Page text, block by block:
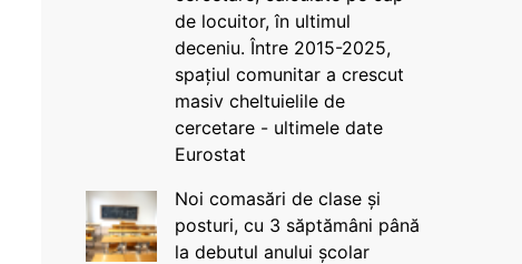
de locuitor, în ultimul
deceniu. Între 2015-2025,
spațiul comunitar a crescut
masiv cheltuielile de
cercetare - ultimele date
Eurostat
Noi comasări de clase și
posturi, cu 3 săptămâni până
la debutul anului școlar